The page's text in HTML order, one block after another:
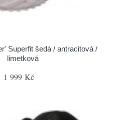
Superfit šedá / antracitová /
limetková
1 999 Kč